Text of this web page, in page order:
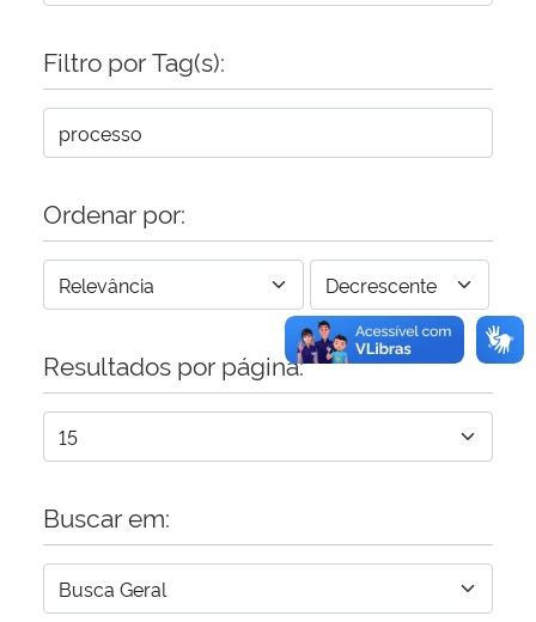
Secretaria de Governo
Advocacia-Geral da União
Banco Central do Brasil
Planalto
Filtro por Tag(s):
Ordenar por:
Resultados por página:
Buscar em: